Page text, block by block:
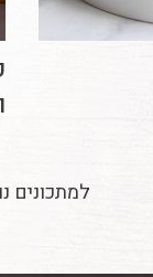
למתכונים